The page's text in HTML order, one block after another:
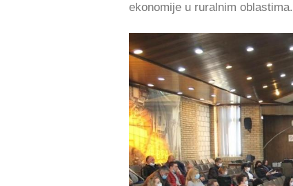
ekonomije u ruralnim oblastima.